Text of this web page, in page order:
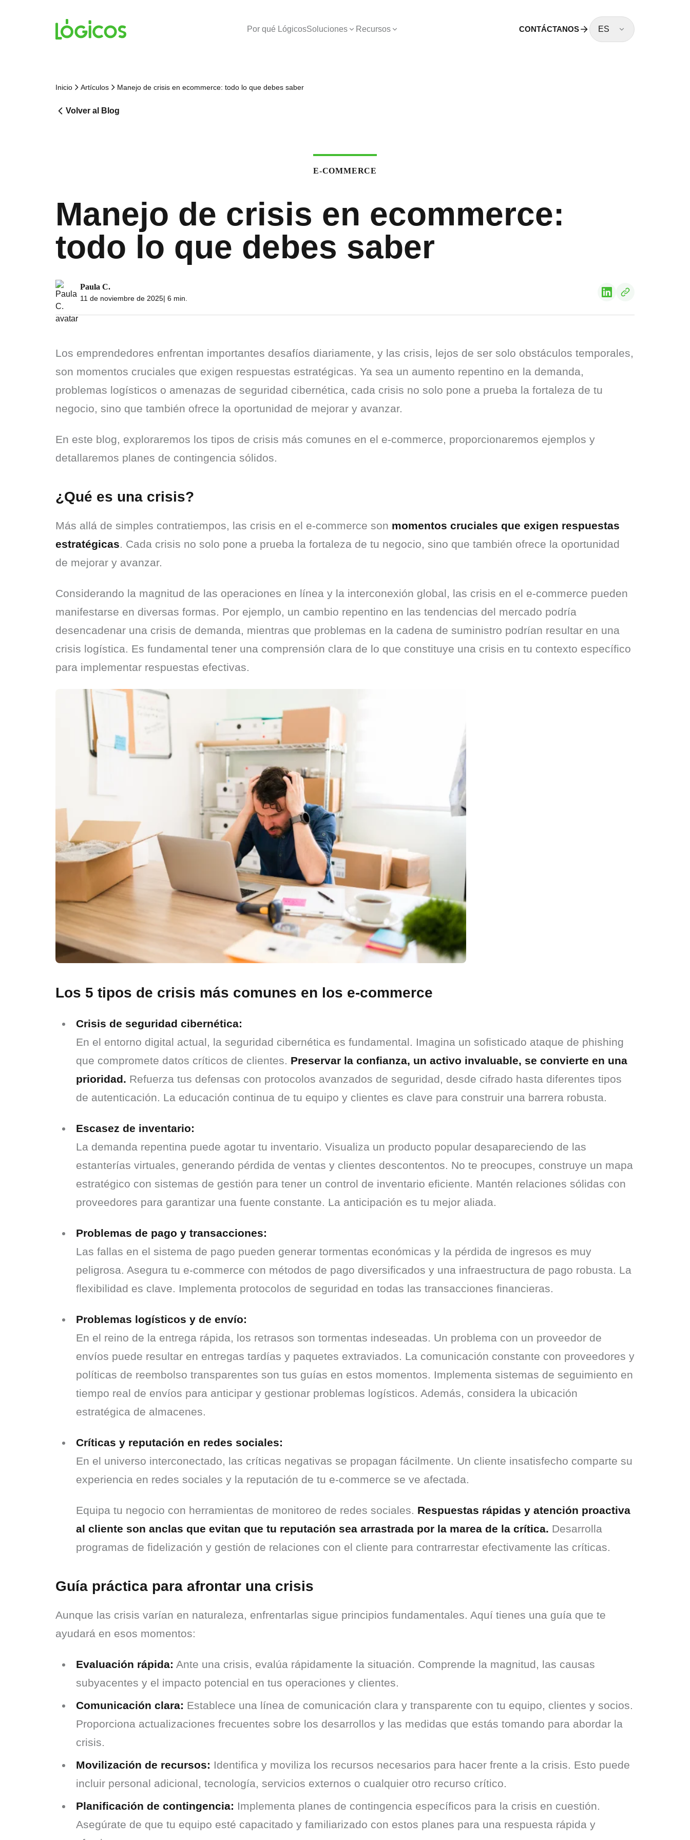
Por qué LógicosSoluciones Recursos CONTÁCTANOS ES
Inicio Artículos Manejo de crisis en ecommerce: todo lo que debes saber
Volver al Blog
E-COMMERCE
Manejo de crisis en ecommerce:
todo lo que debes saber
Paula C.
11 de noviembre de 2025| 6 min.
Los emprendedores enfrentan importantes desafíos diariamente, y las crisis, lejos de ser solo obstáculos temporales,
son momentos cruciales que exigen respuestas estratégicas. Ya sea un aumento repentino en la demanda,
problemas logísticos o amenazas de seguridad cibernética, cada crisis no solo pone a prueba la fortaleza de tu
negocio, sino que también ofrece la oportunidad de mejorar y avanzar.
En este blog, exploraremos los tipos de crisis más comunes en el e-commerce, proporcionaremos ejemplos y
detallaremos planes de contingencia sólidos.
¿Qué es una crisis?
Más allá de simples contratiempos, las crisis en el e-commerce son momentos cruciales que exigen respuestas
estratégicas. Cada crisis no solo pone a prueba la fortaleza de tu negocio, sino que también ofrece la oportunidad
de mejorar y avanzar.
Considerando la magnitud de las operaciones en línea y la interconexión global, las crisis en el e-commerce pueden
manifestarse en diversas formas. Por ejemplo, un cambio repentino en las tendencias del mercado podría
desencadenar una crisis de demanda, mientras que problemas en la cadena de suministro podrían resultar en una
crisis logística. Es fundamental tener una comprensión clara de lo que constituye una crisis en tu contexto específico
para implementar respuestas efectivas.
Los 5 tipos de crisis más comunes en los e-commerce
Crisis de seguridad cibernética:
En el entorno digital actual, la seguridad cibernética es fundamental. Imagina un sofisticado ataque de phishing
que compromete datos críticos de clientes. Preservar la confianza, un activo invaluable, se convierte en una
prioridad. Refuerza tus defensas con protocolos avanzados de seguridad, desde cifrado hasta diferentes tipos
de autenticación. La educación continua de tu equipo y clientes es clave para construir una barrera robusta.
Escasez de inventario:
La demanda repentina puede agotar tu inventario. Visualiza un producto popular desapareciendo de las
estanterías virtuales, generando pérdida de ventas y clientes descontentos. No te preocupes, construye un mapa
estratégico con sistemas de gestión para tener un control de inventario eficiente. Mantén relaciones sólidas con
proveedores para garantizar una fuente constante. La anticipación es tu mejor aliada.
Problemas de pago y transacciones:
Las fallas en el sistema de pago pueden generar tormentas económicas y la pérdida de ingresos es muy
peligrosa. Asegura tu e-commerce con métodos de pago diversificados y una infraestructura de pago robusta. La
flexibilidad es clave. Implementa protocolos de seguridad en todas las transacciones financieras.
Problemas logísticos y de envío:
En el reino de la entrega rápida, los retrasos son tormentas indeseadas. Un problema con un proveedor de
envíos puede resultar en entregas tardías y paquetes extraviados. La comunicación constante con proveedores y
políticas de reembolso transparentes son tus guías en estos momentos. Implementa sistemas de seguimiento en
tiempo real de envíos para anticipar y gestionar problemas logísticos. Además, considera la ubicación
estratégica de almacenes.
Críticas y reputación en redes sociales:
En el universo interconectado, las críticas negativas se propagan fácilmente. Un cliente insatisfecho comparte su
experiencia en redes sociales y la reputación de tu e-commerce se ve afectada.
Equipa tu negocio con herramientas de monitoreo de redes sociales. Respuestas rápidas y atención proactiva
al cliente son anclas que evitan que tu reputación sea arrastrada por la marea de la crítica. Desarrolla
programas de fidelización y gestión de relaciones con el cliente para contrarrestar efectivamente las críticas.
Guía práctica para afrontar una crisis
Aunque las crisis varían en naturaleza, enfrentarlas sigue principios fundamentales. Aquí tienes una guía que te
ayudará en esos momentos:
Evaluación rápida: Ante una crisis, evalúa rápidamente la situación. Comprende la magnitud, las causas
subyacentes y el impacto potencial en tus operaciones y clientes.
Comunicación clara: Establece una línea de comunicación clara y transparente con tu equipo, clientes y socios.
Proporciona actualizaciones frecuentes sobre los desarrollos y las medidas que estás tomando para abordar la
crisis.
Movilización de recursos: Identifica y moviliza los recursos necesarios para hacer frente a la crisis. Esto puede
incluir personal adicional, tecnología, servicios externos o cualquier otro recurso crítico.
Planificación de contingencia: Implementa planes de contingencia específicos para la crisis en cuestión.
Asegúrate de que tu equipo esté capacitado y familiarizado con estos planes para una respuesta rápida y